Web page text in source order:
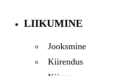
LIIKUMINE
Jooksmine
Kiirendus